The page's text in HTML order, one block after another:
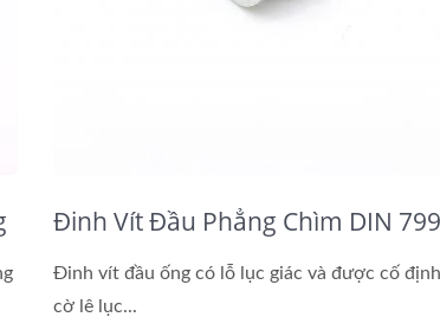
Đinh Vít Đầu Phẳng Chìm DIN
Đinh vít đầu ống có lỗ lục giác và được cố
cờ lê lục...